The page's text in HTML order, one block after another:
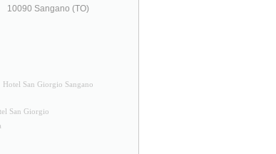
10090 Sangano (TO)
Hotel San Giorgio Sangano
San Giorgio